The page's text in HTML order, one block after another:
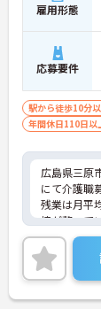
雇用形態
応募要件
駅から徒歩10分
年間休日110日以
広島県三原
にて介護職
残業は月平
境が整って
定年65歳の
力です◎
ご興味のあ
に詳細をご
い！